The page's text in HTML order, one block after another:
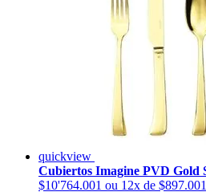
quickview
Cubiertos Imagine PVD Gold
$10'764.001 ou 12x de